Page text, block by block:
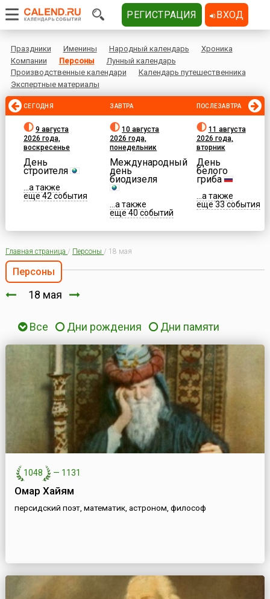
Праздники Именины Народный календарь
Хроника
Компании
Персоны
Лунный календарь
Производственные календари
Календарь путешественника
Экспертные материалы
СЕГОДНЯ
9 августа
2026 года,
воскресенье
День
строителя
...а также
еще 42 события
ЗАВТРА
10 августа
2026 года,
понедельник
Международный
день
биодизеля
...а также
еще 40 событий
ПОСЛЕЗАВТРА
11 августа
2026 года,
вторник
День
белого
гриба
...а также
еще 33 события
Главная страница / Персоны / 18 мая
Персоны
18 мая
Все Дни рождения Дни памяти
1048 — 1131
Омар Хайям
персидский поэт, математик, астроном, философ
РЕГИСТРАЦИЯ ВХОД